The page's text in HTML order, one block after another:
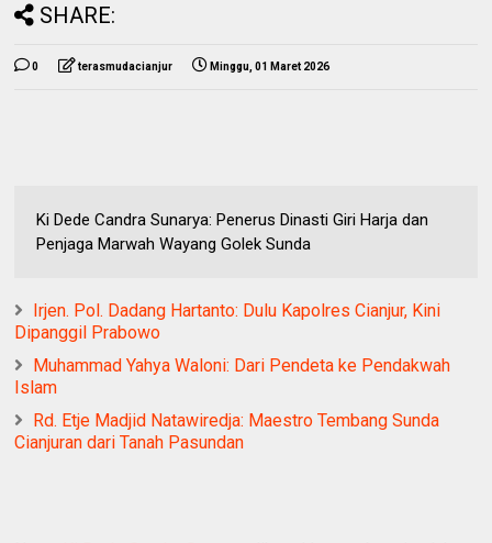
SHARE:
0 terasmudacianjur Minggu, 01 Maret 2026
Ki Dede Candra Sunarya: Penerus Dinasti Giri Harja dan
Penjaga Marwah Wayang Golek Sunda
Irjen. Pol. Dadang Hartanto: Dulu Kapolres Cianjur, Kini
Dipanggil Prabowo
Muhammad Yahya Waloni: Dari Pendeta ke Pendakwah
Islam
Rd. Etje Madjid Natawiredja: Maestro Tembang Sunda
Cianjuran dari Tanah Pasundan